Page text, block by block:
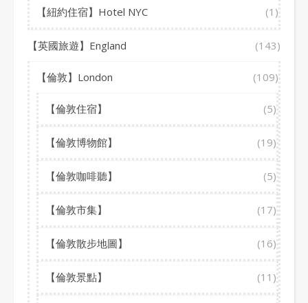
【紐約住宿】Hotel NYC (1)
【英國旅遊】England (143)
【倫敦】London (109)
【倫敦住宿】 (5)
【倫敦博物館】 (19)
【倫敦咖啡聽】 (5)
【倫敦市集】 (17)
【倫敦散步地圖】 (16)
【倫敦景點】 (11)